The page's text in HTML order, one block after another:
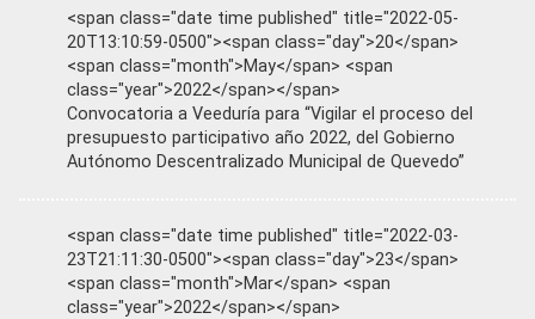
<span class="date time published" title="2022-05-
20T13:10:59-0500"><span class="day">20</span>
<span class="month">May</span> <span
class="year">2022</span></span>
Convocatoria a Veeduría para “Vigilar el proceso del
presupuesto participativo año 2022, del Gobierno
Autónomo Descentralizado Municipal de Quevedo”
<span class="date time published" title="2022-03-
23T21:11:30-0500"><span class="day">23</span>
<span class="month">Mar</span> <span
class="year">2022</span></span>